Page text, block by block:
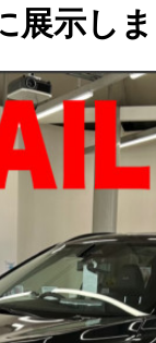
展示し